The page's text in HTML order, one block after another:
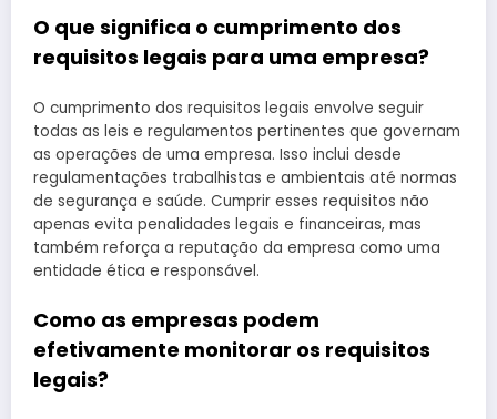
O que significa o cumprimento dos
requisitos legais para uma empresa?
O cumprimento dos requisitos legais envolve seguir
todas as leis e regulamentos pertinentes que governam
as operações de uma empresa. Isso inclui desde
regulamentações trabalhistas e ambientais até normas
de segurança e saúde. Cumprir esses requisitos não
apenas evita penalidades legais e financeiras, mas
também reforça a reputação da empresa como uma
entidade ética e responsável.
Como as empresas podem
efetivamente monitorar os requisitos
legais?